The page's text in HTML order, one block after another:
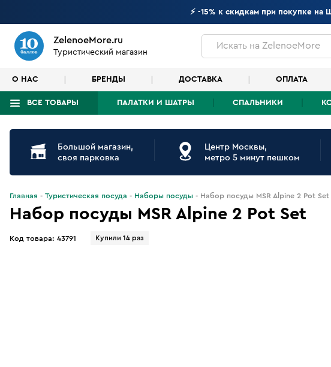
⚡ -15% к скидкам при покупке
ZelenoeMore.ru
Туристический магазин
Искатьна ZelenoeMore
О НАС БРЕНДЫ ДОСТАВКА ОПЛАТА
ВСЕ ТОВАРЫ ПАЛАТКИ И ШАТРЫ СПАЛЬНИКИ
Что будем искать?
Большой магазин,
своя парковка
Центр Москвы,
метро 5 минут пешком
Главная Туристическая посуда Наборы посуды Набор посуды MSR Alpine 2 Pot Set
Набор посуды MSR Alpine 2 Pot Set
Код товара: 43791 Купили 14 раз